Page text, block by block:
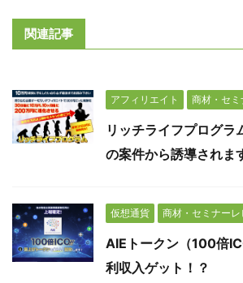
関連記事
アフィリエイト 商材・セ
リッチライフプログラ
の案件から誘導されま
仮想通貨 商材・セミナーレ
AIEトークン（100倍
利収入ゲット！？